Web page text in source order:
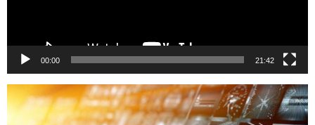
00:00 21:42